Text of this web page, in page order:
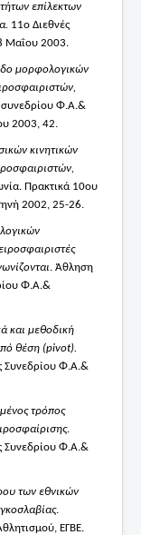
επίλεκτων
11ο Διεθνές
Μαΐου 2003.
μορφολογικών
συνεδρίου Φ.Α.&
2003, 42.
κινητικών
Πρακτικά 10ου
2002, 25-26.
. Άθληση
Φ.Α.&
και μεθοδική
θέση (pivot).
Συνεδρίου Φ.Α.&
τρόπος
.
Συνεδρίου Φ.Α.&
των εθνικών
.
ΕΓΒΕ.